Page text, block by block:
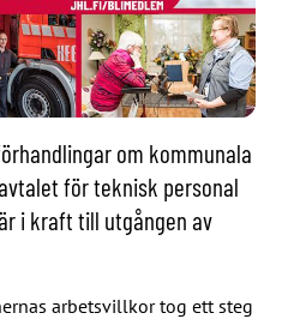
om kommunala
för teknisk personal
i kraft till utgången av
arbetsvillkor tog ett steg